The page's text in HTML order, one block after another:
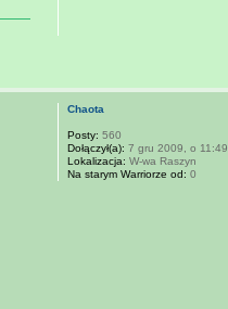
Chaota
Posty: 560
Dołączył(a): 7 gru 2009, o 11:49
Lokalizacja: W-wa Raszyn
Na starym Warriorze od: 0